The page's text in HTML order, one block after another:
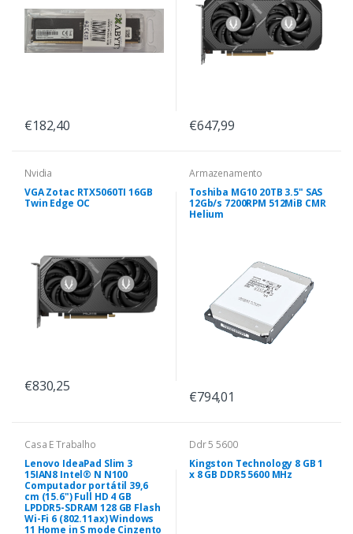
€182,40 €647,99
Nvidia
VGA Zotac RTX5060TI 16GB
Twin Edge OC
€830,25
Armazenamento
Toshiba MG10 20TB 3.5" SAS
12Gb/s 7200RPM 512MiB CMR
Helium
€794,01
Casa E Trabalho
Lenovo IdeaPad Slim 3
15IAN8 Intel® N N100
Computador portátil 39,6
cm (15.6") Full HD 4 GB
LPDDR5-SDRAM 128 GB Flash
Wi-Fi 6 (802.11ax) Windows
11 Home in S mode Cinzento
Ddr 5 5600
Kingston Technology 8 GB 1
x 8 GB DDR5 5600 MHz